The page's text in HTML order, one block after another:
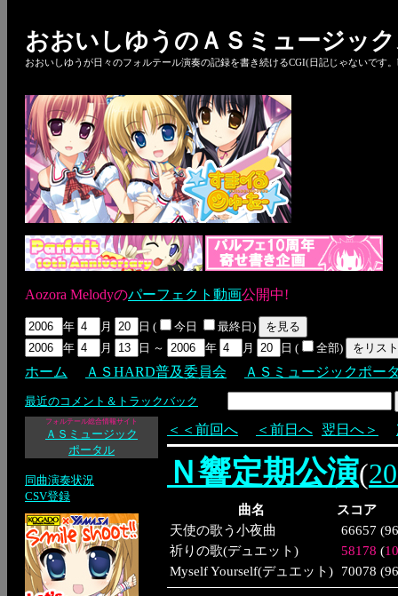
おおいしゆうのＡＳミュージッ
おおいしゆうが日々のフォルテール演奏の記録を書き続けるCGI(日記じゃないです
Aozora Melodyのパーフェクト動画公開中!
年 月 日 ( 今日
最終日)
年
月 日 ～ 年 月 日 ( 全部)
ホーム ＡＳHARD普及委員会 ＡＳミュージックポー
最近のコメント＆トラックバック
フォルテール総合情報サイト
ＡＳミュージック
ポータル
同曲演奏状況
CSV登録
＜＜前回へ ＜前日へ 翌日へ＞
Ｎ響定期公演(
曲名
スコア
天使の歌う小夜曲
66657 (
祈りの歌(デュエット)
58178 (
Myself Yourself(デュエット)
70078 (